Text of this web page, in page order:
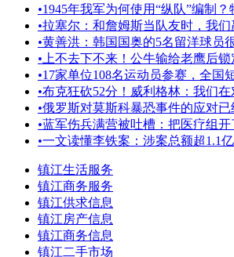
•1945年我军为何使用“纵队”编制？
•拉塞尔：和詹姆斯当队友时，我们
•黄善洪：韩国国奥的5名留洋球员
• 上不去下不来！公牛输给老鹰后锁
•17家单位108名运动员参赛，全国
•布克狂砍52分！威利格林：我们在
•俄罗斯对莫斯科暴恐事件的应对已
•蓝军伤兵满营被吐槽：把医疗组开
•一文读懂李铁案：涉案总额超1.1
镇江生活服务
镇江商务服务
镇江供求信息
镇江房产信息
镇江商务信息
镇江二手市场